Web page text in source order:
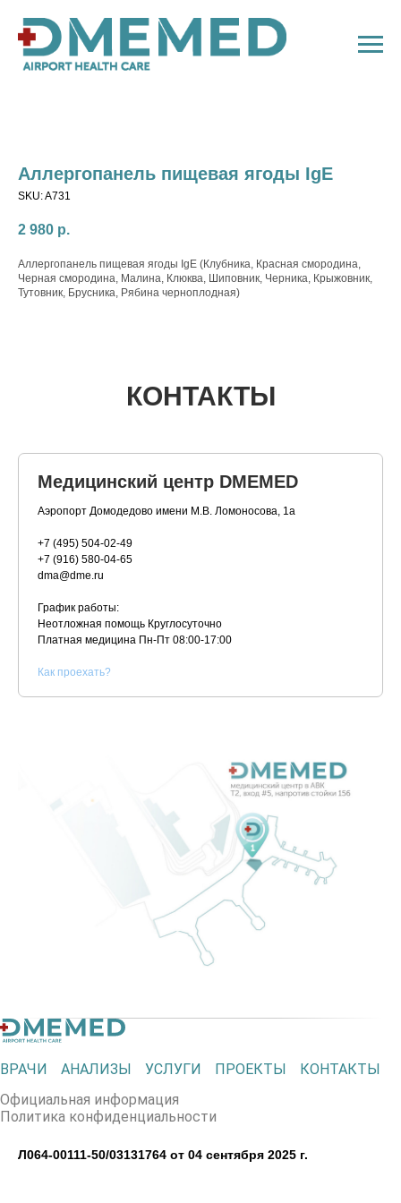
Аллергопанель пищевая ягоды IgE
SKU:A731
2 980 р.
Аллергопанель пищевая ягоды IgE (Клубника, Красная смородина,
Черная смородина, Малина, Клюква, Шиповник, Черника, Крыжовник,
Тутовник, Брусника, Рябина черноплодная)
КОНТАКТЫ
Медицинский центр DMEMED
Аэропорт Домодедово имени М.В. Ломоносова, 1а
+7 (495) 504-02-49
+7 (916) 580-04-65
dma@dme.ru
График работы:
Неотложная помощь Круглосуточно
Платная медицина Пн-Пт 08:00-17:00
Как проехать?
ВРАЧИ АНАЛИЗЫ УСЛУГИ ПРОЕКТЫ
КОНТАКТЫ
Официальная информация
Политика конфиденциальности
Л064-00111-50/03131764 от 04 сентября 2025 г.